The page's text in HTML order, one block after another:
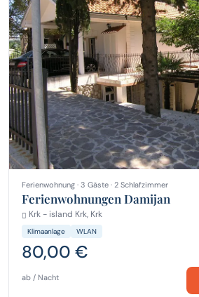
Ferienwohnung · 3 Gäste · 2 Schlafzimmer
Ferienwohnungen Damijan
Krk - island Krk, Krk
Klimaanlage WLAN
80,00 €
ab / Nacht